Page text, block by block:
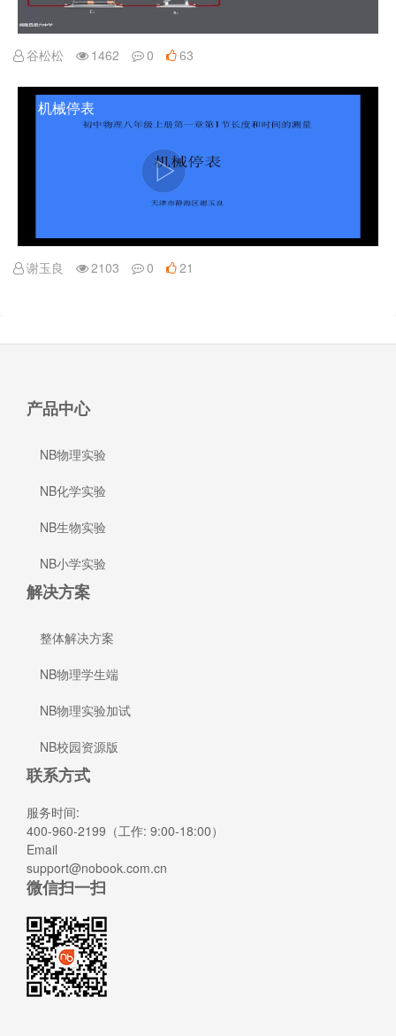
谷松松 1462 0 63
机械停表
谢玉良 2103 0 21
产品中心
NB物理实验
NB化学实验
NB生物实验
NB小学实验
解决方案
整体解决方案
NB物理学生端
NB物理实验加试
NB校园资源版
联系方式
服务时间:
400-960-2199（工作: 9:00-18:00）
Email
support@nobook.com.cn
微信扫一扫